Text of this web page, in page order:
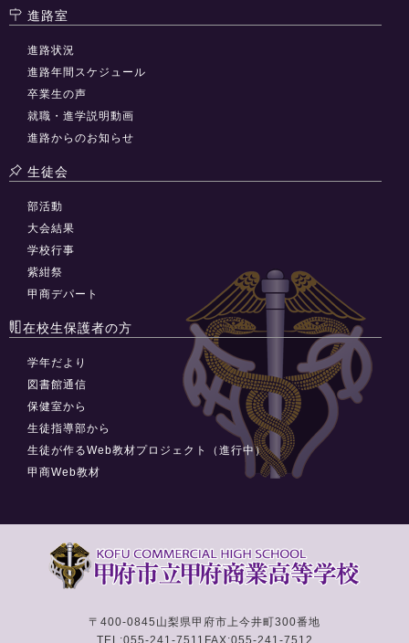
進路室
進路状況
進路年間スケジュール
卒業生の声
就職・進学説明動画
進路からのお知らせ
生徒会
部活動
大会結果
学校行事
紫紺祭
甲商デパート
在校生保護者の方
学年だより
図書館通信
保健室から
生徒指導部から
生徒が作るWeb教材プロジェクト（進行中）
甲商Web教材
〒400-0845 山梨県甲府市上今井町300番地
TEL:055-241-7511 FAX:055-241-7512